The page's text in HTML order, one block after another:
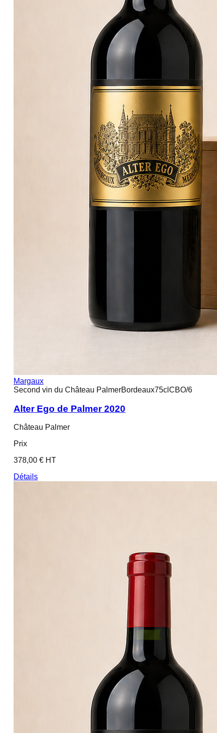
Margaux
Second vin du Château PalmerBordeaux75cl CBO/6
Alter Ego de Palmer 2020
Château Palmer
Prix
378,00 € HT
Détails